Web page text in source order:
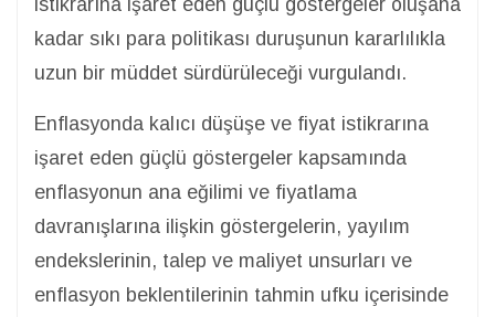
istikrarına işaret eden güçlü göstergeler oluşana
kadar sıkı para politikası duruşunun kararlılıkla
uzun bir müddet sürdürüleceği vurgulandı.
Enflasyonda kalıcı düşüşe ve fiyat istikrarına
işaret eden güçlü göstergeler kapsamında
enflasyonun ana eğilimi ve fiyatlama
davranışlarına ilişkin göstergelerin, yayılım
endekslerinin, talep ve maliyet unsurları ve
enflasyon beklentilerinin tahmin ufku içerisinde